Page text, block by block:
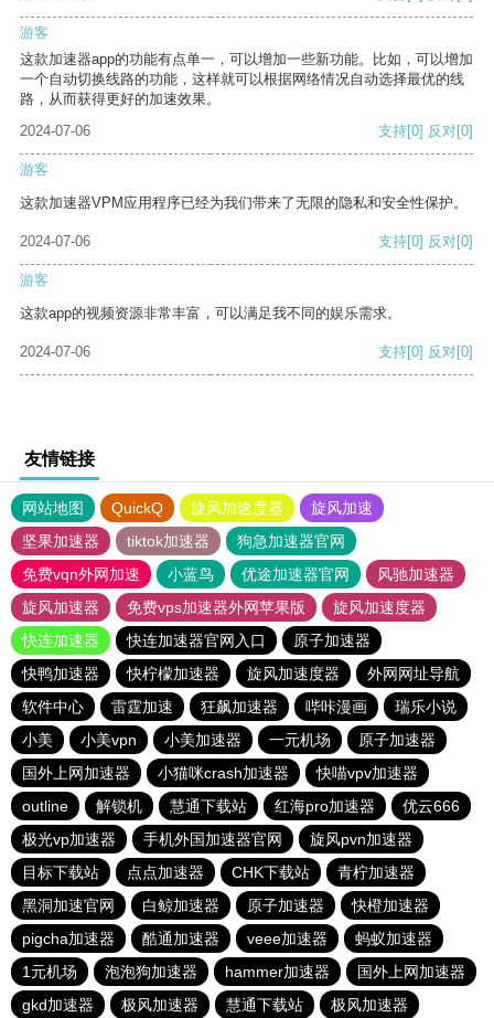
游客
这款加速器app的功能有点单一，可以增加一些新功能。比如，可以增加
一个自动切换线路的功能，这样就可以根据网络情况自动选择最优的线
路，从而获得更好的加速效果。
2024-07-06
支持[0] 反对[0]
游客
这款加速器VPM应用程序已经为我们带来了无限的隐私和安全性保护。
2024-07-06 支持[0] 反对[0]
游客
这款app的视频资源非常丰富，可以满足我不同的娱乐需求。
2024-07-06 支持[0] 反对[0]
友情链接
网站地图 QuickQ 旋风加速度器
旋风加速
坚果加速器
tiktok加速器
狗急加速器官网
免费vqn外网加速
小蓝鸟 优途加速器官网
风驰加速器
旋风加速器
免费vps加速器外网苹果版
旋风加速度器
快连加速器
快连加速器官网入口
原子加速器
快鸭加速器
快柠檬加速器 旋风加速度器
外网网址导航
软件中心
雷霆加速 狂飙加速器 哔咔漫画
瑞乐小说
小美
小美vpn 小美加速器 一元机场
原子加速器
国外上网加速器
小猫咪crash加速器
快喵vpv加速器
outline
解锁机 慧通下载站 红海pro加速器
优云666
极光vp加速器
手机外国加速器官网
旋风pvn加速器
目标下载站
点点加速器 CHK下载站
青柠加速器
黑洞加速官网
白鲸加速器 原子加速器
快橙加速器
pigcha加速器
酷通加速器 veee加速器
蚂蚁加速器
1元机场
泡泡狗加速器 hammer加速器
国外上网加速器
gkd加速器
极风加速器 慧通下载站 极风加速器